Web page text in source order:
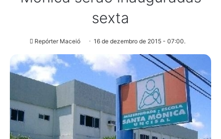
sexta
Repórter Maceió 16 de dezembro de 2015 - 07:00.